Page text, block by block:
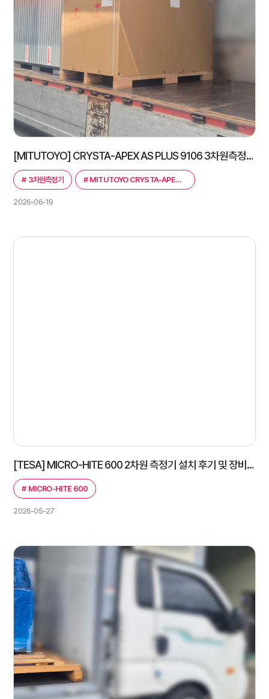
[MITUTOYO] CRYSTA-APEX AS PLUS 9106 3차원측정기｜고속·고정밀 스캐닝 측정
# 3차원측정기 # MITUTOYO CRYSTA-APEX AS PLUS 9106
2026-06-19
[TESA] MICRO-HITE 600 2차원 측정기 설치 후기 및 장비 특징 정리
# MICRO-HITE 600
2026-05-27